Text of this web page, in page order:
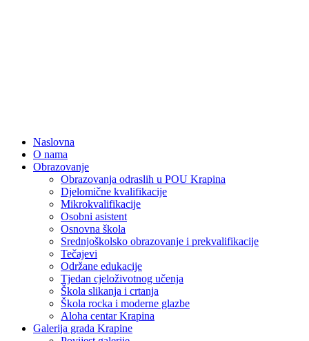
Naslovna
O nama
Obrazovanje
Obrazovanja odraslih u POU Krapina
Djelomične kvalifikacije
Mikrokvalifikacije
Osobni asistent
Osnovna škola
Srednjoškolsko obrazovanje i prekvalifikacije
Tečajevi
Održane edukacije
Tjedan cjeloživotnog učenja
Škola slikanja i crtanja
Škola rocka i moderne glazbe
Aloha centar Krapina
Galerija grada Krapine